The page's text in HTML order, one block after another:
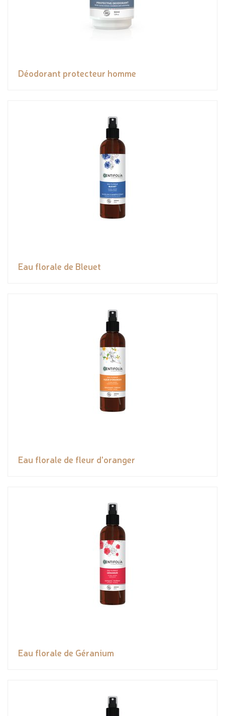
Déodorant protecteur homme
Eau florale de Bleuet
Eau florale de fleur d'oranger
Eau florale de Géranium